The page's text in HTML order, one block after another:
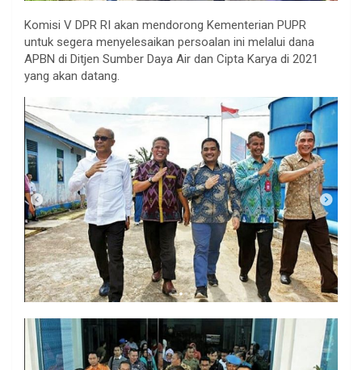
Komisi V DPR RI akan mendorong Kementerian PUPR
untuk segera menyelesaikan persoalan ini melalui dana
APBN di Ditjen Sumber Daya Air dan Cipta Karya di 2021
yang akan datang.